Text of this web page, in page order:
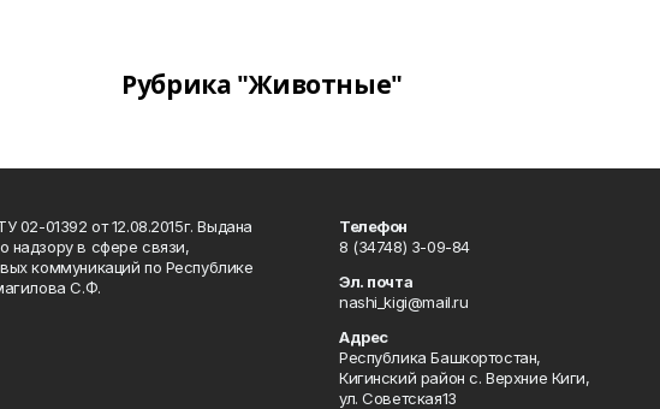
Рубрика "Животные"
02-01392 от 12.08.2015г. Выдана
надзору в сфере связи,
коммуникаций по Республике
С.Ф.
Телефон
8 (34748) 3-09-84
Эл. почта
nashi_kigi@mail.ru
Адрес
Республика Башкортостан,
Кигинский район с. Верхние Киги,
ул. Советская13